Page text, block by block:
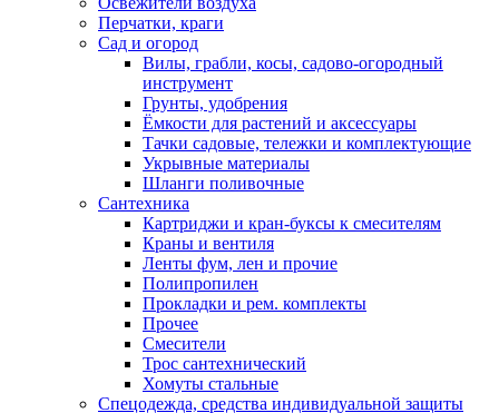
Перчатки, краги
Сад и огород
Вилы, грабли, косы, садово-огородный
инструмент
Грунты, удобрения
Ёмкости для растений и аксессуары
Тачки садовые, тележки и комплектующие
Укрывные материалы
Шланги поливочные
Сантехника
Картриджи и кран-буксы к смесителям
Краны и вентиля
Ленты фум, лен и прочие
Полипропилен
Прокладки и рем. комплекты
Прочее
Смесители
Трос сантехнический
Хомуты стальные
Спецодежда, средства индивидуальной защиты